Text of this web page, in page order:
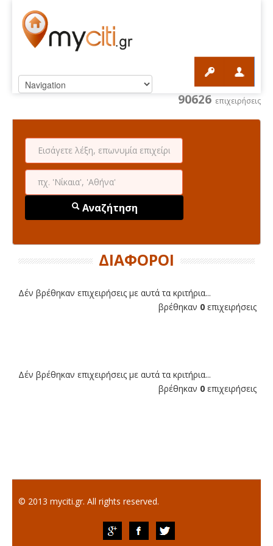
90626 επιχειρήσεις
Αναζήτηση
ΔΙΑΦΟΡΟΙ
Δέν βρέθηκαν επιχειρήσεις με αυτά τα κριτήρια...
βρέθηκαν 0 επιχειρήσεις
Δέν βρέθηκαν επιχειρήσεις με αυτά τα κριτήρια...
βρέθηκαν 0 επιχειρήσεις
© 2013 myciti.gr. All rights reserved.